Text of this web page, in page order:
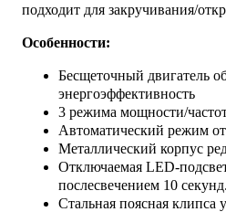
подходит для закручивания/
Особенности:
Бесщеточный двигатель
энергоэффективность
3 режима мощности/
Автоматический режим
Металлический корпус
Отключаемая LED-
послесвечением 10 секунд.
Стальная поясная клипса